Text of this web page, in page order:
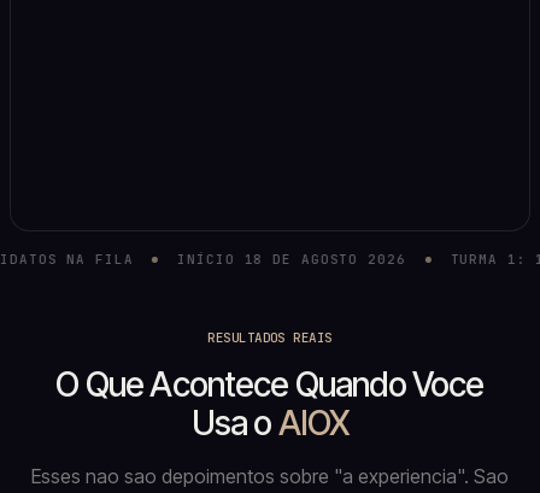
FILA INÍCIO 18 DE AGOSTO 2026 TURMA 1: 100%
RESULTADOS REAIS
O Que Acontece Quando Voce
Usa oAIOX
Esses nao sao depoimentos sobre "a experiencia". Sao